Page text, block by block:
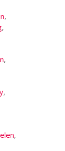
,
,
,
,
,